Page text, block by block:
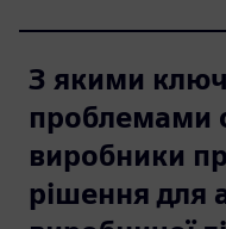
З якими
проблемами
виробники
рішення для